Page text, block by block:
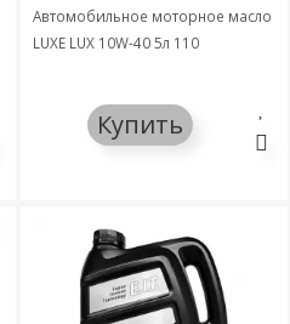
Автомобильное моторное масло
LUXE LUX 10W-40 5л 110
Купить